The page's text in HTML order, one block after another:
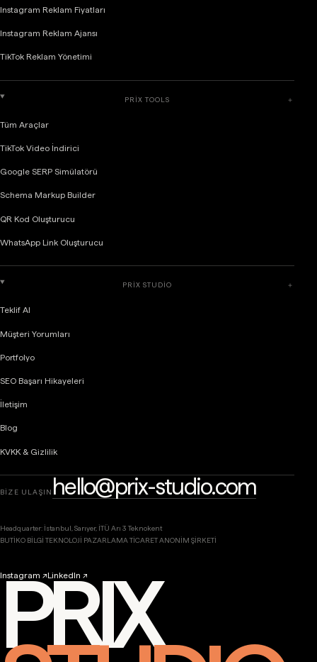
Instagram Reklam Fiyatları
Instagram Reklam Ajansı
TikTok Reklam Yönetimi
PRIX TOOLS ＋
Tüm Araçlar
TikTok Video İndirici
Google SERP Simülatörü
Schema Markup Builder
QR Kod Oluşturucu
WhatsApp Link Oluşturucu
PRIX STUDIO ＋
Teklif Al
Müşteri Yorumları
Portfolyo
SEO Başarı Hikayeleri
İletişim
Blog
KVKK & Gizlilik
BİZE ULAŞIN hello@prix-studio.com
Headquarter: İstanbul, Sarıyer, İTÜ Arı 3 Teknokent
BUTİKO BİLGİ TEKNOLOJİ PAZARLAMA TİCARET ANONİM ŞİRKETİ
Instagram ↗LinkedIn ↗
PRIX